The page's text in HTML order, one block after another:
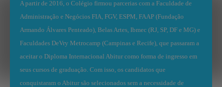
Apartir de 2016, o Colégio firmou parcerias com a Faculdade de
Administração e Negócios FIA, FGV, ESPM, FAAP (Fundação
Armando Álvares Penteado), Belas Artes, Ibmec (RJ, SP, DF e MG) e
Faculdades DeVry Metrocamp (Campinas e Recife), que passaram a
aceitar o Diploma Internacional Abitur como forma de ingresso em
seus cursos de graduação. Com isso, os candidatos que
conquistaram o Abitur são selecionados sem a necessidade de